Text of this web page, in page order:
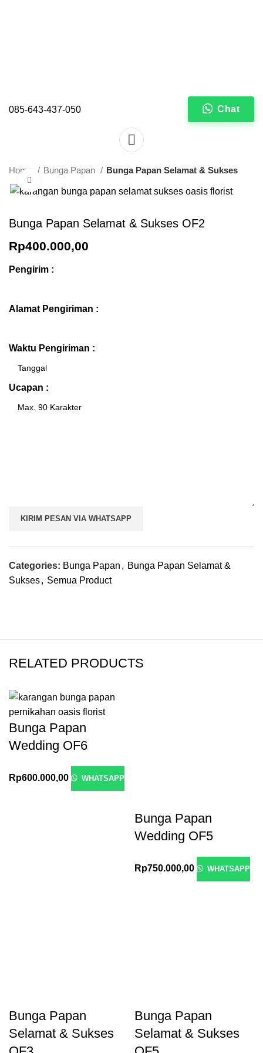
085-643-437-050 Chat
Home Bunga Papan Bunga Papan Selamat & Sukses
Bunga Papan Selamat & Sukses OF2
Rp400.000,00
Pengirim :
Alamat Pengiriman :
Waktu Pengiriman :
Ucapan :
KIRIM PESAN VIA WHATSAPP
Categories: Bunga Papan , Bunga Papan Selamat &
Sukses, Semua Product
RELATED PRODUCTS
Bunga Papan
Wedding OF6
Rp600.000,00 WHATSAPP
Bunga Papan
Wedding OF5
Rp750.000,00 WHATSAPP
Bunga Papan
Selamat & Sukses
Bunga Papan
Selamat & Sukses